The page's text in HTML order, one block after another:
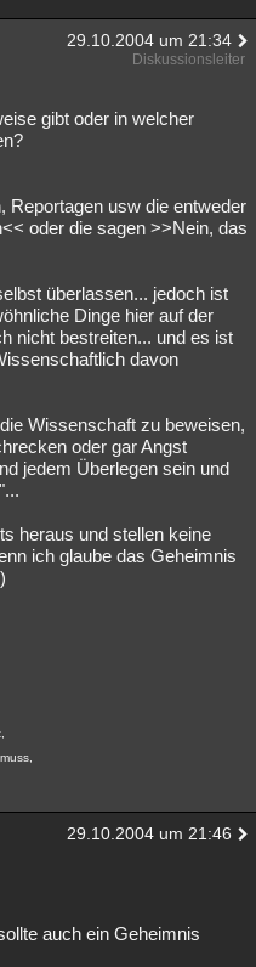
29.10.2004 um 21:34
Diskussionsleiter
gibt oder in welcher
Reportagen usw die entweder
oder die sagen >>Nein, das
überlassen... jedoch ist
Dinge hier auf der
nicht bestreiten... und es ist
davon
Wissenschaft zu beweisen,
oder gar Angst
jedem Überlegen sein und
heraus und stellen keine
ich glaube das Geheimnis
29.10.2004 um 21:46
auch ein Geheimnis